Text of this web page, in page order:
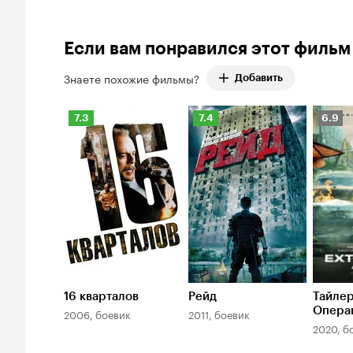
оценок:
23%
Если вам понравился этот фильм
Знаете похожие фильмы? Добавить
Рейтинг
Кинопоиска
7.3
7.3
16 кварталов
2006, боевик
Рейтинг
Кинопоиска
7.4
7.4
Рейд
2011, боевик
6.9
6.9
2020,